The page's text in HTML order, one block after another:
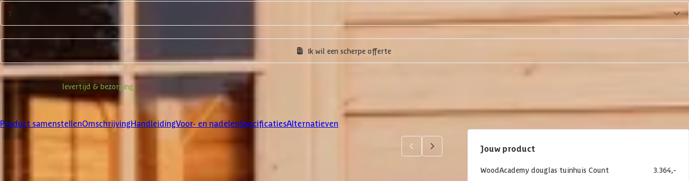
1
Ik wil een scherpe offerte
levertijd & bezorging
Klanten beoordelen ons met een4/5
Product samenstellenOmschrijvingHandleidingVoor- en nadelenSpecificatiesAlternatieven
Product samenstellen Jouw product
WoodAcademy douglas tuinhuis Count
3.364,-